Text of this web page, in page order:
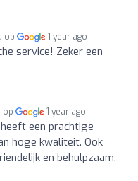
op 1 year ago
service! Zeker een
op 1 year ago
een prachtige
hoge kwaliteit. Ook
en behulpzaam.